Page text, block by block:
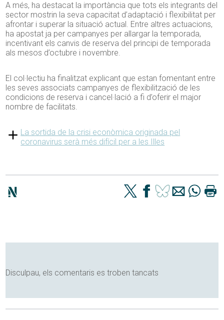
A més, ha destacat la importància que tots els integrants del
sector mostrin la seva capacitat d’adaptació i flexibilitat per
afrontar i superar la situació actual. Entre altres actuacions,
ha apostat ja per campanyes per allargar la temporada,
incentivant els canvis de reserva del principi de temporada
als mesos d’octubre i novembre.
El col·lectiu ha finalitzat explicant que estan fomentant entre
les seves associats campanyes de flexibilització de les
condicions de reserva i cancel·lació a fi d’oferir el major
nombre de facilitats.
La sortida de la crisi econòmica originada pel
coronavirus serà més difícil per a les Illes
Disculpau, els comentaris es troben tancats